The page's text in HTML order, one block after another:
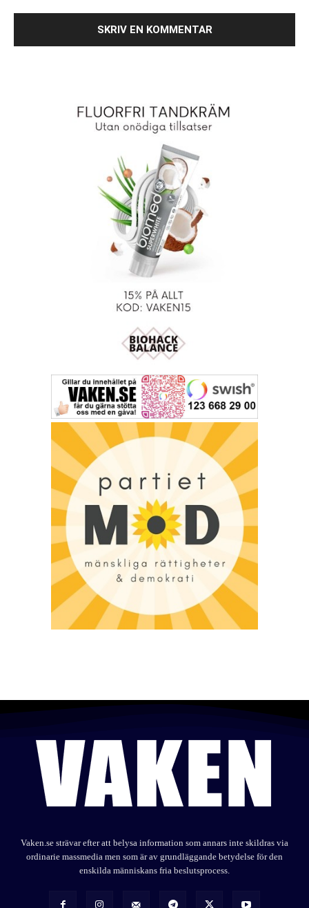
Vaken.se strävar efter att belysa information som annars inte skildras via
ordinarie massmedia men som är av grundläggande betydelse för den
enskilda människans fria beslutsprocess.